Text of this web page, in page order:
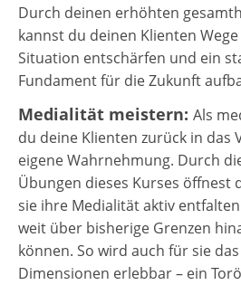
Durch deinen erhöhten
kannst du deinen Klienten
Situation entschärfen und ein
Fundament für die Zukunft
Medialität meistern: Als
du deine Klienten zurück in das
eigene Wahrnehmung. Durch
Übungen dieses Kurses öffnest
sie ihre Medialität aktiv
weit über bisherige Grenzen
können. So wird auch für sie
Dimensionen erlebbar – ein